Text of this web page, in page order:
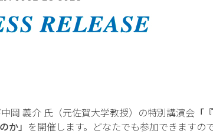
岡 義介 氏（元佐賀大学教授）の特別講演会 「
か」 を開催します。どなたでも参加できますの